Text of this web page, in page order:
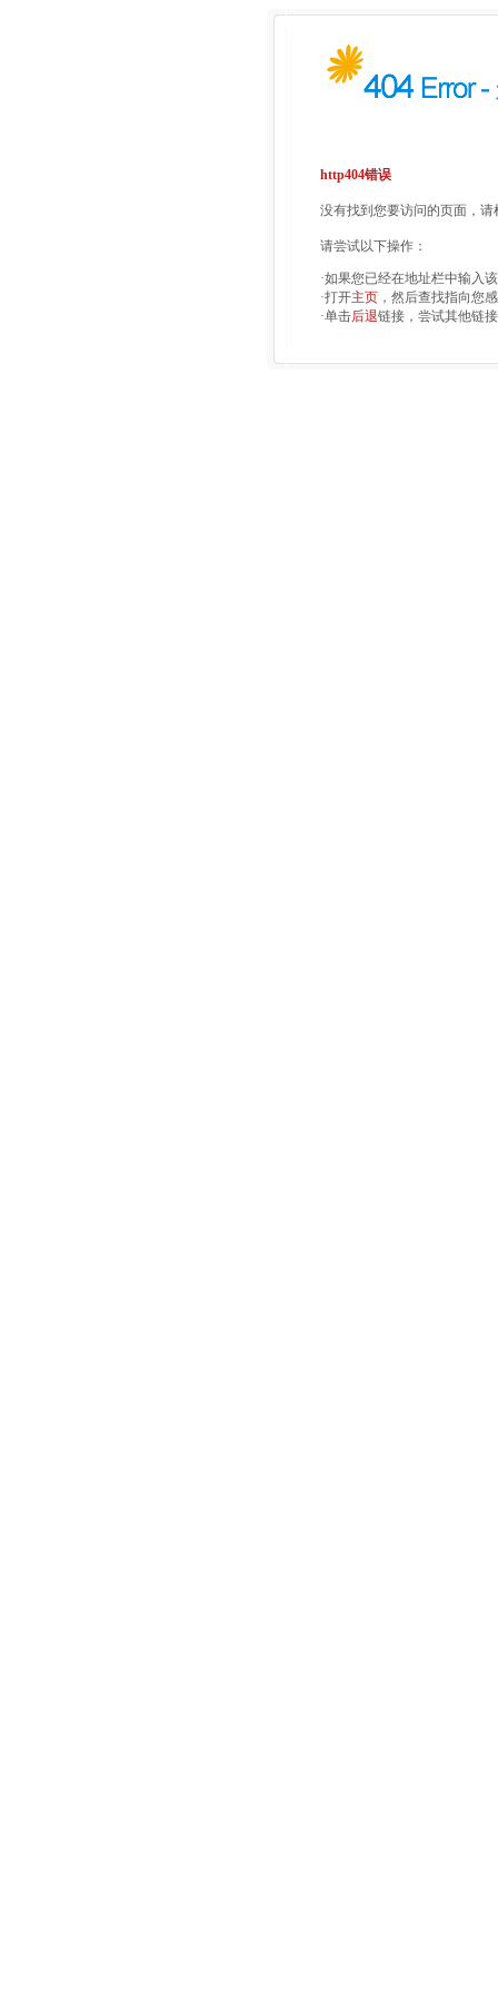
http404错误
没有找到您要访问的页面，
请尝试以下操作：
·如果您已经在地址栏中输入
·打开主页 ，然后查找指向您
·单击后退链接，尝试其他链